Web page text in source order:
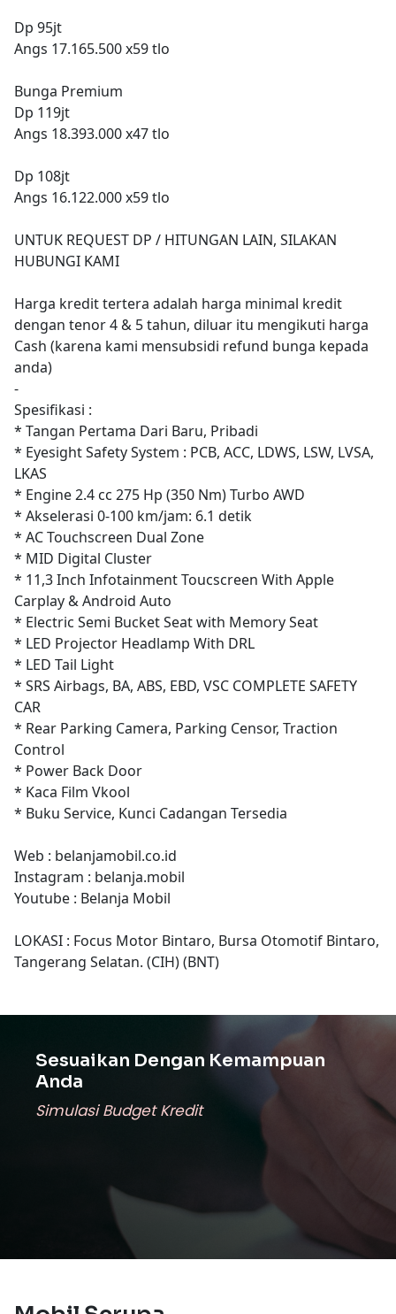
Dp 95jt
Angs 17.165.500 x59 tlo
Bunga Premium
Dp 119jt
Angs 18.393.000 x47 tlo
Dp 108jt
Angs 16.122.000 x59 tlo
UNTUK REQUEST DP / HITUNGAN LAIN, SILAKAN
HUBUNGI KAMI
Harga kredit tertera adalah harga minimal kredit
dengan tenor 4 & 5 tahun, diluar itu mengikuti harga
Cash (karena kami mensubsidi refund bunga kepada
anda)
-
Spesifikasi :
* Tangan Pertama Dari Baru, Pribadi
* Eyesight Safety System : PCB, ACC, LDWS, LSW, LVSA,
LKAS
* Engine 2.4 cc 275 Hp (350 Nm) Turbo AWD
* Akselerasi 0-100 km/jam: 6.1 detik
* AC Touchscreen Dual Zone
* MID Digital Cluster
* 11,3 Inch Infotainment Toucscreen With Apple
Carplay & Android Auto
* Electric Semi Bucket Seat with Memory Seat
* LED Projector Headlamp With DRL
* LED Tail Light
* SRS Airbags, BA, ABS, EBD, VSC COMPLETE SAFETY
CAR
* Rear Parking Camera, Parking Censor, Traction
Control
* Power Back Door
* Kaca Film Vkool
* Buku Service, Kunci Cadangan Tersedia
Web : belanjamobil.co.id
Instagram : belanja.mobil
Youtube : Belanja Mobil
LOKASI : Focus Motor Bintaro, Bursa Otomotif Bintaro,
Tangerang Selatan. (CIH) (BNT)
Sesuaikan Dengan Kemampuan
Anda
Simulasi Budget Kredit